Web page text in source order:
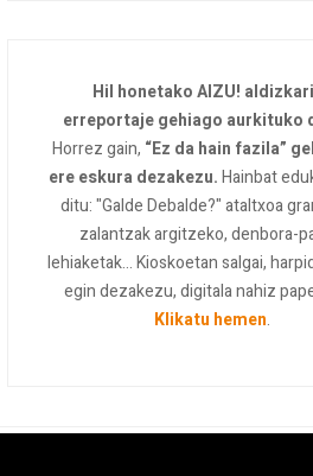
Hil honetako AIZU!
erreportaje gehiago aurkituko
Horrez gain, “Ez da hain fazila”
ere eskura dezakezu.Hainbat
ditu: "Galde Debalde?" ataltxoa
zalantzak argitzeko, denbora-
lehiaketak... Kioskoetan salgai,
egin dezakezu, digitala nahiz
Klikatu hemen.